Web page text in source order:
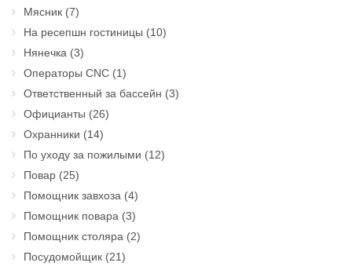
Мясник (7)
На ресепшн гостиницы (10)
Нянечка (3)
Операторы CNC (1)
Ответственный за бассейн (3)
Официанты (26)
Охранники (14)
По уходу за пожилыми (12)
Повар (25)
Помощник завхоза (4)
Помощник повара (3)
Помощник столяра (2)
Посудомойщик (21)